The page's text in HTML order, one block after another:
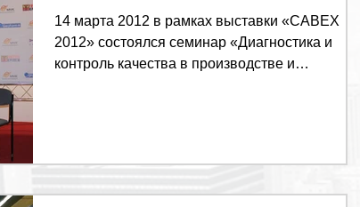
14 марта 2012 в рамках выставки «CABEX
2012» состоялся семинар «Диагностика и
контроль качества в производстве и